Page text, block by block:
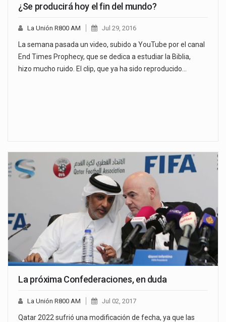
¿Se producirá hoy el fin del mundo?
La Unión R800 AM Jul 29, 2016
La semana pasada un video, subido a YouTube por el canal
End Times Prophecy, que se dedica a estudiar la Biblia,
hizo mucho ruido. El clip, que ya ha sido reproducido…
La próxima Confederaciones, en duda
La Unión R800 AM Jul 02, 2017
Qatar 2022 sufrió una modificación de fecha, ya que las